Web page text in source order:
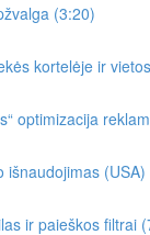
(3:20)
kortelėje ir
optimizacija
išnaudojimas
ir paieškos filtrai